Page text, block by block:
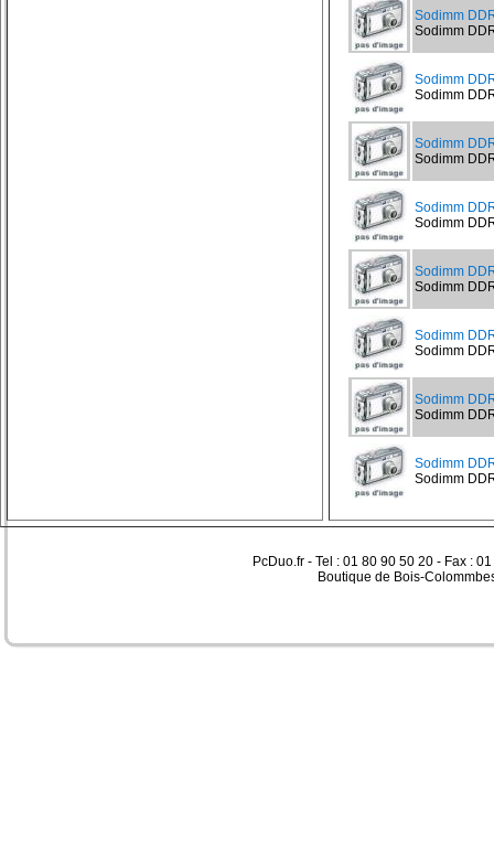
Sodimm
Sodimm
Sodimm
Sodimm
Sodimm
Sodimm
Sodimm
Sodimm
Sodimm
Sodimm
Sodimm
Sodimm
Sodimm
Sodimm
Sodimm
Sodimm
PcDuo.fr - Tel : 01 80 90 50 20 - Fax :
Boutique de Bois-